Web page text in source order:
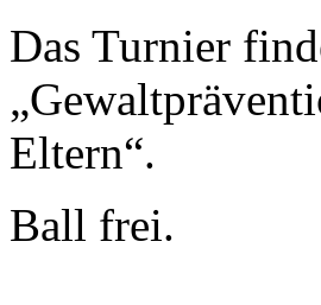
Das Turnier
Eltern“.
Ball frei.